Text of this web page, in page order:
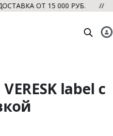
ОТ 15 000 РУБ. //
label с